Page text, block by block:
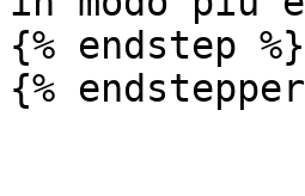
{% endstep %}
{%